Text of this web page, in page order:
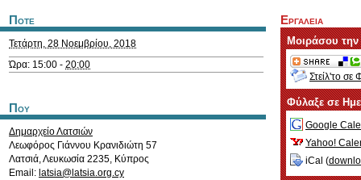
Ποτε
Τετάρτη, 28 Νοεμβρίου, 2018
Ώρα: 15:00 - 20:00
Που
Δημαρχείο Λατσιών
Λεωφόρος Γιάννου Κρανιδιώτη 57
Λατσιά,Λευκωσία 2235, Κύπρος
Email: latsia@latsia.org.cy
Εργαλεια
Μοιράσου
Στείλ'το σε
Φύλαξε σε
Google
Yahoo!
iCal (